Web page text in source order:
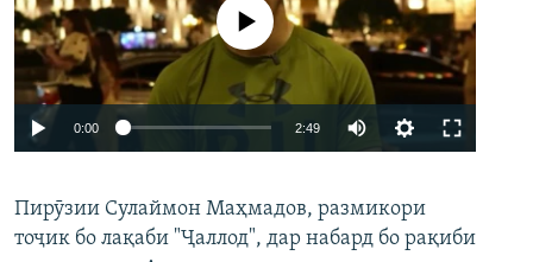
Auto 240p 360p 480p
Феълан кор намекунад
0:00 2:49
360p
480p
Пирӯзии Сулаймон Маҳмадов, размикори
тоҷик бо лақаби "Ҷаллод", дар набард бо рақиби